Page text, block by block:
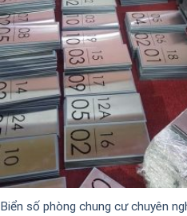
Biển số phòng chung cư chuyên